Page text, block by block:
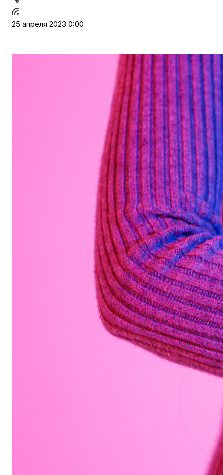
ТВ и проекторы
Бытовая техника
Красота и здоровье
Сумки и чемоданы
Для дома и дачи
LEGO
Для домашних питомцев
Умный дом и безопасность
Автомобильные аксессуары
Сервисный центр Apple в Самаре
Подарочные сертификаты
25 апреля 2023 0:00